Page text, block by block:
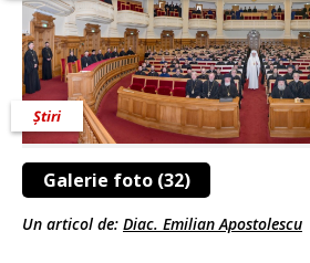
Galerie foto (32)
Știri
Un articol de: Diac. Emilian Apostolescu